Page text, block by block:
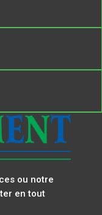
ou notre
en tout